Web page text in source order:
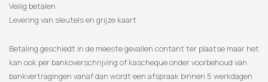
Veilig betalen
Levering van sleutels en grijze kaart
Betaling geschiedt in de meeste gevallen contant ter plaatse maar het
kan ook per bankoverschrijving of kascheque onder voorbehoud van
bankvertragingen vanaf dan wordt een afspraak binnen 5 werkdagen